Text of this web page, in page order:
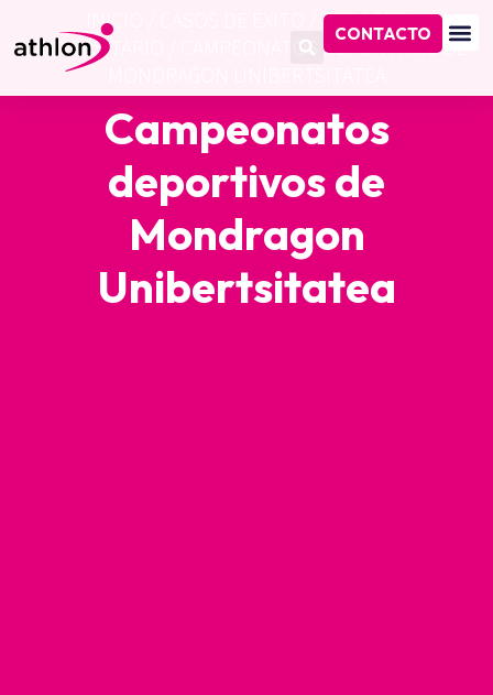
CONTACTO
INICIO
DEPORTE
UNIVERSITARIO
CAMPEONATOS DEPORTIVOS DE
Campeonatos
deportivos de
Mondragon
Unibertsitatea